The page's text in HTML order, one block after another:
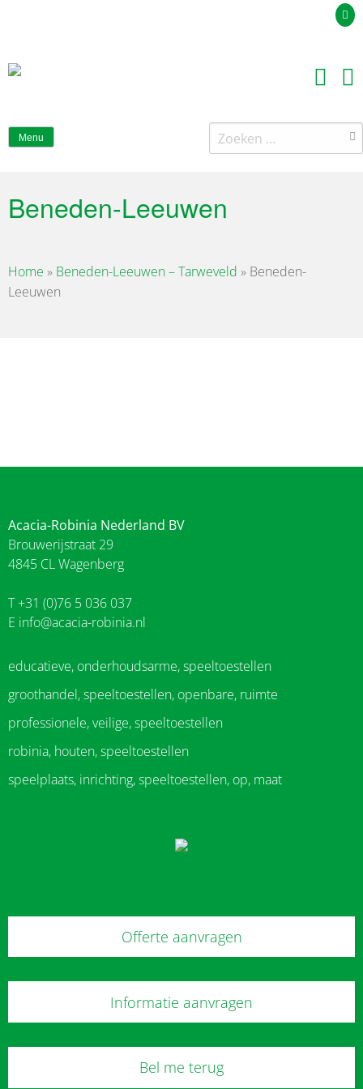
Menu
Zoeken
naar:
Beneden-Leeuwen
Home » Beneden-Leeuwen – Tarweveld » Beneden-
Leeuwen
Acacia-Robinia Nederland BV
Brouwerijstraat 29
4845 CL Wagenberg
T +31 (0)76 5 036 037
E info@acacia-robinia.nl
educatieve, onderhoudsarme, speeltoestellen
groothandel, speeltoestellen, openbare, ruimte
professionele, veilige, speeltoestellen
robinia, houten, speeltoestellen
speelplaats, inrichting, speeltoestellen, op, maat
Offerte aanvragen
Informatie aanvragen
Bel me terug